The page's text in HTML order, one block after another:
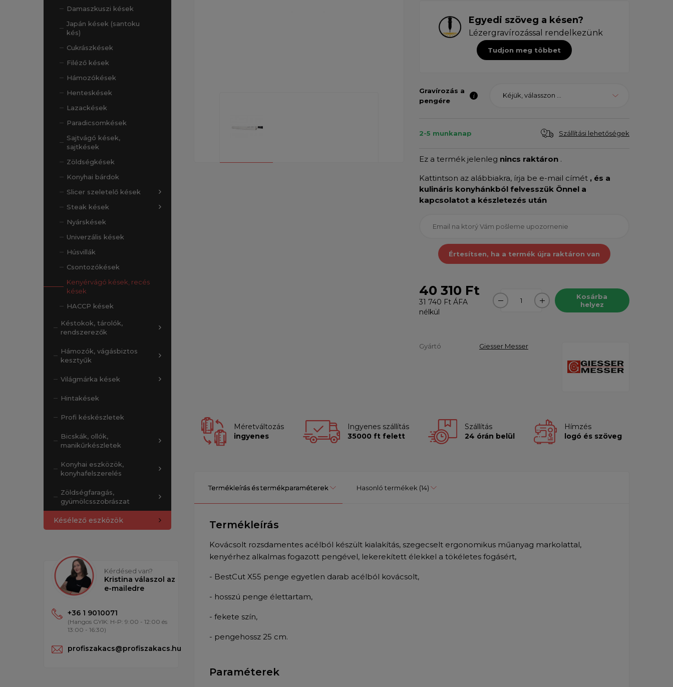
Damaszkuszi kések
Japán kések (santoku
kés)
Cukrászkések
Filéző kések
Hámozókések
Henteskések
Lazackések
Paradicsomkések
Sajtvágó kések,
sajtkések
Zöldségkések
Konyhai bárdok
Slicer szeletelő kések
Steak kések
Nyárskések
Univerzális kések
Húsvillák
Csontozókések
Kenyérvágó kések, recés
kések
HACCP kések
Késtokok, tárolók,
rendszerezők
Hámozók, vágásbiztos
kesztyűk
Világmárka kések
Hintakések
Profi késkészletek
Bicskák, ollók,
manikűrkészletek
Konyhai eszközök,
konyhafelszerelés
Zöldségfaragás,
gyümölcsszobrászat
Késélező eszközök
Kérdésed van?
Kristina válaszol az
e-mailedre
+36 1 9010071
(Hangos GYIK: H-P: 9:00 - 12:00 és
13:00 - 16:30)
profiszakacs@profiszakacs.hu
Egyedi szöveg a késen?
Lézergravírozással rendelkezünk
Tudjon meg többet
Gravírozás a
pengére
Kéjük, válasszon ...
2-5 munkanap Szállítási lehetőségek
Ez a termék jelenleg nincs raktáron .
Kattintson az alábbiakra, írja be e-mail címét , és a
kulináris konyhánkból felvesszük Önnel a
kapcsolatot a készletezés után
Értesítsen, ha a termék újra raktáron van
40 310 Ft
31 740 Ft ÁFA
nélkül
Kosárba
helyez
Gyártó Giesser Messer
Méretváltozás
ingyenes
Ingyenes szállítás
35000 ft felett
Szállítás
24 órán belül
Hímzés
logó és szöveg
Termékleírás és termékparaméterek Hasonló termékek (14)
Termékleírás
Kovácsolt rozsdamentes acélból készült kialakítás, szegecselt ergonomikus műanyag markolattal,
kenyérhez alkalmas fogazott pengével, lekerekített élekkel a tökéletes fogásért,
- BestCut X55 penge egyetlen darab acélból kovácsolt,
- hosszú penge élettartam,
- fekete szín,
- pengehossz 25 cm.
Paraméterek